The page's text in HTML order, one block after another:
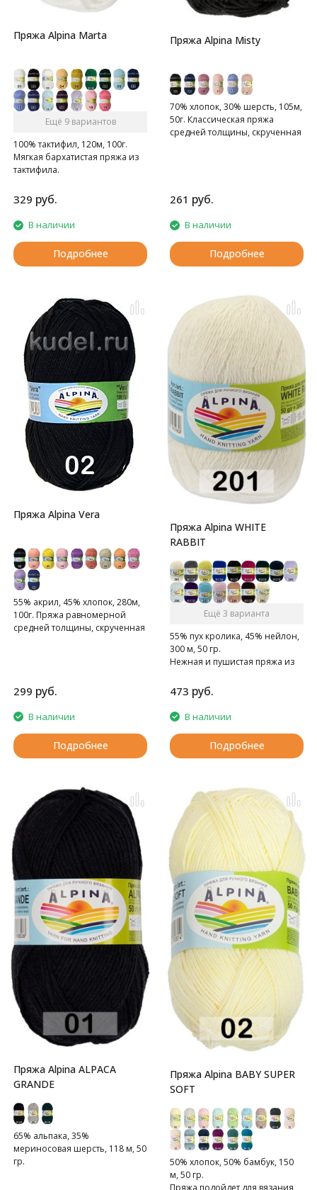
Пряжа Alpina Marta
Ещё 9 вариантов
100% тактифил, 120м, 100г.
Мягкая бархатистая пряжа из
тактифила.
329 руб.
В наличии
Подробнее
Пряжа Alpina Misty
70% хлопок, 30% шерсть, 105м,
50г. Классическая пряжа
средней толщины, скрученная
261 руб.
В наличии
Подробнее
Пряжа Alpina Vera
55% акрил, 45% хлопок, 280м,
100г. Пряжа равномерной
средней толщины, скрученная
299 руб.
В наличии
Подробнее
Пряжа Alpina WHITE
RABBIT
Ещё 3 варианта
55% пух кролика, 45% нейлон,
300 м, 50 гр.
Нежная и пушистая пряжа из
породы
473 руб.
В наличии
Подробнее
Пряжа Alpina ALPACA
GRANDE
65% альпака, 35%
мериносовая шерсть, 118 м, 50
гр.
Пряжа Alpina BABY SUPER
SOFT
50% хлопок, 50% бамбук, 150
м, 50 гр.
Пряжа подойдет для вязания